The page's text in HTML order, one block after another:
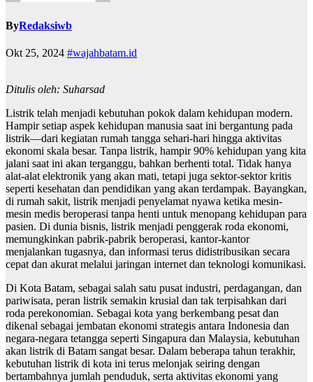
ByRedaksiwb
Okt 25, 2024 #wajahbatam.id
Ditulis oleh: Suharsad
Listrik telah menjadi kebutuhan pokok dalam kehidupan modern.
Hampir setiap aspek kehidupan manusia saat ini bergantung pada
listrik—dari kegiatan rumah tangga sehari-hari hingga aktivitas
ekonomi skala besar. Tanpa listrik, hampir 90% kehidupan yang kita
jalani saat ini akan terganggu, bahkan berhenti total. Tidak hanya
alat-alat elektronik yang akan mati, tetapi juga sektor-sektor kritis
seperti kesehatan dan pendidikan yang akan terdampak. Bayangkan,
di rumah sakit, listrik menjadi penyelamat nyawa ketika mesin-
mesin medis beroperasi tanpa henti untuk menopang kehidupan para
pasien. Di dunia bisnis, listrik menjadi penggerak roda ekonomi,
memungkinkan pabrik-pabrik beroperasi, kantor-kantor
menjalankan tugasnya, dan informasi terus didistribusikan secara
cepat dan akurat melalui jaringan internet dan teknologi komunikasi.
Di Kota Batam, sebagai salah satu pusat industri, perdagangan, dan
pariwisata, peran listrik semakin krusial dan tak terpisahkan dari
roda perekonomian. Sebagai kota yang berkembang pesat dan
dikenal sebagai jembatan ekonomi strategis antara Indonesia dan
negara-negara tetangga seperti Singapura dan Malaysia, kebutuhan
akan listrik di Batam sangat besar. Dalam beberapa tahun terakhir,
kebutuhan listrik di kota ini terus melonjak seiring dengan
bertambahnya jumlah penduduk, serta aktivitas ekonomi yang